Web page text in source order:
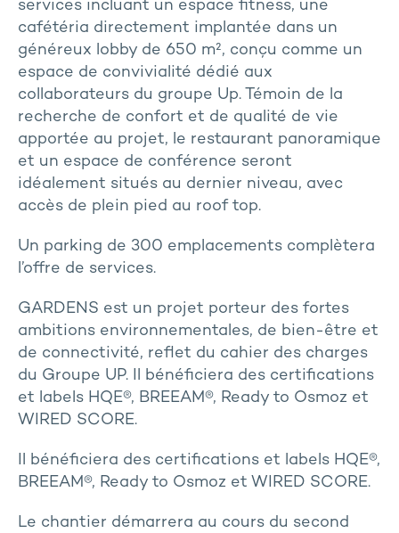
services incluant un espace fitness, une
cafétéria directement implantée dans un
généreux lobby de 650 m², conçu comme un
espace de convivialité dédié aux
collaborateurs du groupe Up. Témoin de la
recherche de confort et de qualité de vie
apportée au projet, le restaurant panoramique
et un espace de conférence seront
idéalement situés au dernier niveau, avec
accès de plein pied au roof top.
Un parking de 300 emplacements complètera
l’offre de services.
GARDENS est un projet porteur des fortes
ambitions environnementales, de bien-être et
de connectivité, reflet du cahier des charges
du Groupe UP. Il bénéficiera des certifications
et labels HQE®, BREEAM®, Ready to Osmoz et
WIRED SCORE.
Il bénéficiera des certifications et labels HQE®,
BREEAM®, Ready to Osmoz et WIRED SCORE.
Le chantier démarrera au cours du second